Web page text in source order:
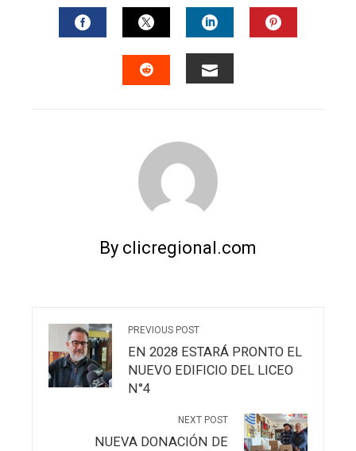
FACEBOOKTWITTERLINKEDIN
By clicregional.com
PREVIOUS POST
EN 2028 ESTARÁ PRONTO EL
NUEVO EDIFICIO DEL LICEO
N°4
NEXT POST
NUEVA DONACIÓN DE